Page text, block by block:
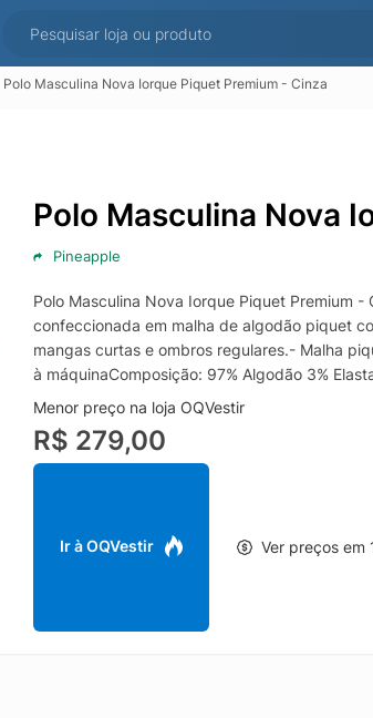
Polo Masculina Nova Iorque Piquet Premium - Cinza
Polo Masculina Nova
Pineapple
Polo Masculina Nova Iorque Piquet Premium
confeccionada em malha de algodão piquet
mangas curtas e ombros regulares.- Malha
à máquinaComposição: 97% Algodão 3%
Menor preço na loja OQVestir
R$ 279,00
Ir à OQVestir Ver preços em